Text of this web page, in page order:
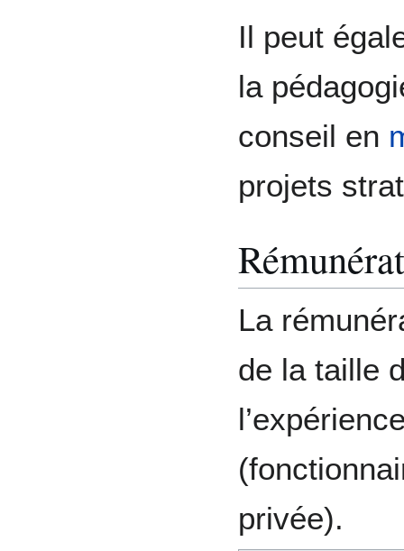
Il peut
la
conseil en
projets
La
de la taille
privée).